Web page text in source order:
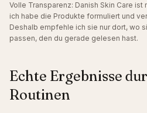
Volle Transparenz: Danish Skin Care
ich habe die Produkte formuliert und
Deshalb empfehle ich sie nur dort, wo
passen, den du gerade gelesen hast.
Echte Ergebnisse
Routinen